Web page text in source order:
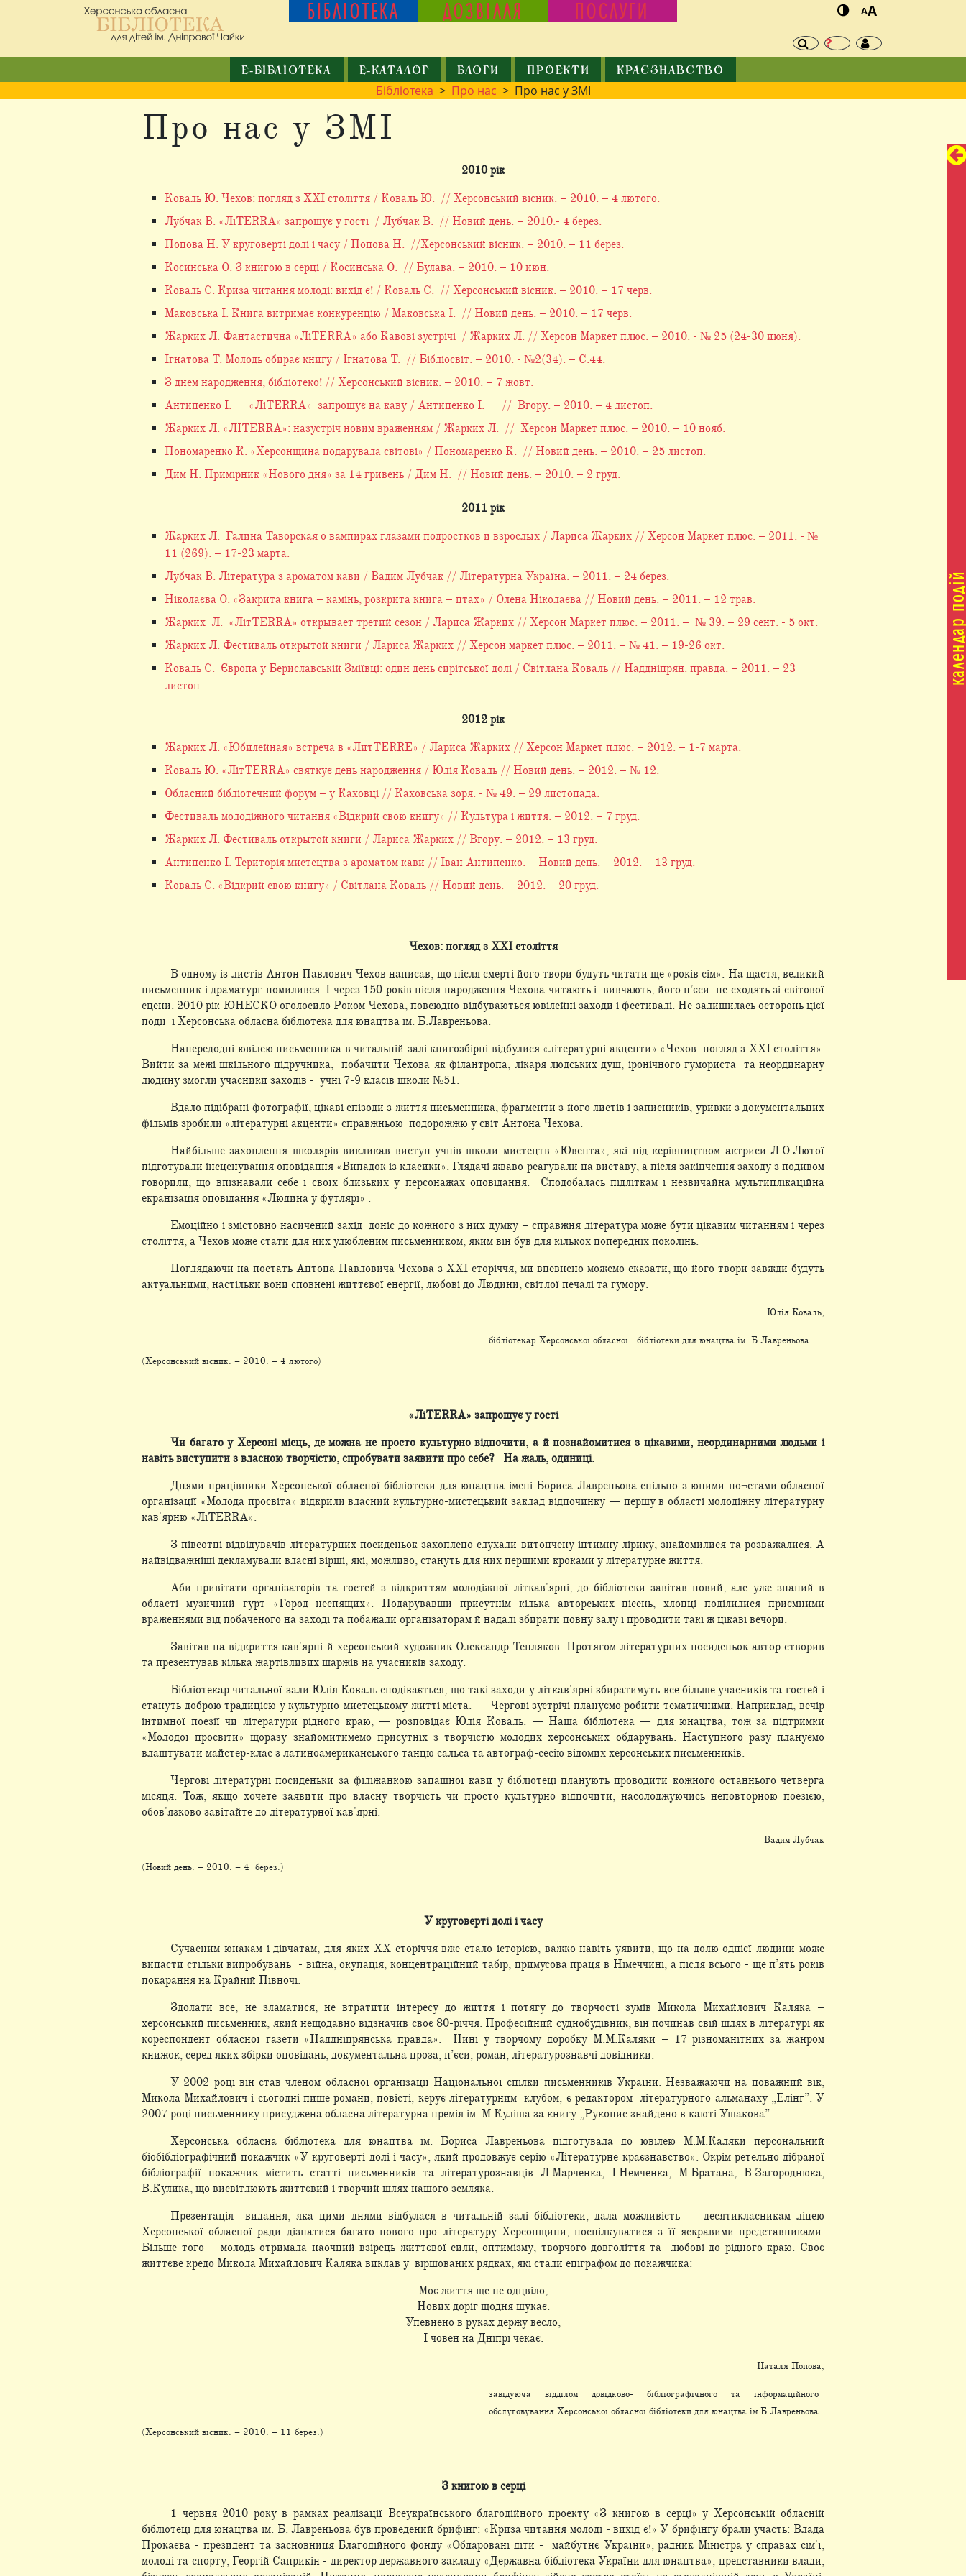
БІБЛІОТЕКА ДОЗВІЛЛЯ ПОСЛУГИ AA
Е-БІБЛІОТЕКА Е-КАТАЛОГ БЛОГИ ПРОЕКТИ КРАЄЗНАВСТВО
Бібліотека > Про нас > Про нас у ЗМІ
Про нас у ЗМІ
2010 рік
Коваль Ю. Чехов: погляд з ХХІ століття / Коваль Ю. // Херсонський вісник. – 2010. – 4 лютого.
Лубчак В. «ЛіTERRA» запрошує у гості / Лубчак В. // Новий день. – 2010.- 4 берез.
Попова Н. У круговерті долі і часу / Попова Н. //Херсонський вісник. – 2010. – 11 берез.
Косинська О. З книгою в серці / Косинська О. // Булава. – 2010. – 10 июн.
Коваль С. Криза читання молоді: вихід є! / Коваль С. // Херсонський вісник. – 2010. – 17 черв.
Маковська І. Книга витримає конкуренцію / Маковська І. // Новий день. – 2010. – 17 черв.
Жарких Л. Фантастична «ЛіTERRA» або Кавові зустрічі / Жарких Л. // Херсон Маркет плюс. – 2010. - № 25 (24-30 июня).
Ігнатова Т. Молодь обирає книгу / Ігнатова Т. // Бібліосвіт. – 2010. - №2(34). – С.44.
З днем народження, бібліотеко! // Херсонський вісник. – 2010. – 7 жовт.
Антипенко І. «ЛіТЕRRА» запрошує на каву / Антипенко І. // Вгору. – 2010. – 4 листоп.
Жарких Л. «ЛІТЕRRА»: назустріч новим враженням / Жарких Л. // Херсон Маркет плюс. – 2010. – 10 нояб.
Пономаренко К. «Херсонщина подарувала світові» / Пономаренко К. // Новий день. – 2010. – 25 листоп.
Дим Н. Примірник «Нового дня» за 14 гривень / Дим Н. // Новий день. – 2010. – 2 груд.
2011 рік
Жарких Л. Галина Таворская о вампирах глазами подростков и взрослых / Лариса Жарких // Херсон Маркет плюс. – 2011. - №
11 (269). – 17-23 марта.
Лубчак В. Література з ароматом кави / Вадим Лубчак // Літературна Україна. – 2011. – 24 берез.
Ніколаєва О. «Закрита книга – камінь, розкрита книга – птах» / Олена Ніколаєва // Новий день. – 2011. – 12 трав.
Жарких Л. «ЛітTERRA» открывает третий сезон / Лариса Жарких // Херсон Маркет плюс. – 2011. – № 39. – 29 сент. - 5 окт.
Жарких Л. Фестиваль открытой книги / Лариса Жарких // Херсон маркет плюс. – 2011. – № 41. – 19-26 окт.
Коваль С. Європа у Бериславській Зміївці: один день сирітської долі / Світлана Коваль // Наддніпрян. правда. – 2011. – 23
листоп.
2012 рік
Жарких Л. «Юбилейная» встреча в «ЛитTERRE» / Лариса Жарких // Херсон Маркет плюс. – 2012. – 1-7 марта.
Коваль Ю. «ЛітTERRA» святкує день народження / Юлія Коваль // Новий день. – 2012. – № 12.
Обласний бібліотечний форум – у Каховці // Каховська зоря. - № 49. – 29 листопада.
Фестиваль молодіжного читання «Відкрий свою книгу» // Культура і життя. – 2012. – 7 груд.
Жарких Л. Фестиваль открытой книги / Лариса Жарких // Вгору. – 2012. – 13 груд.
Антипенко І. Територія мистецтва з ароматом кави // Іван Антипенко. – Новий день. – 2012. – 13 груд.
Коваль С. «Відкрий свою книгу» / Світлана Коваль // Новий день. – 2012. – 20 груд.
Чехов: погляд з ХХІ століття
В одному із листів Антон Павлович Чехов написав, що після смерті його твори будуть читати ще «років сім». На щастя, великий
письменник і драматург помилився. І через 150 років після народження Чехова читають і вивчають, його п’єси не сходять зі світової
сцени. 2010 рік ЮНЕСКО оголосило Роком Чехова, повсюдно відбуваються ювілейні заходи і фестивалі. Не залишилась осторонь цієї
події і Херсонська обласна бібліотека для юнацтва ім. Б.Лавреньова.
Напередодні ювілею письменника в читальній залі книгозбірні відбулися «літературні акценти» «Чехов: погляд з ХХІ століття».
Вийти за межі шкільного підручника, побачити Чехова як філантропа, лікаря людських душ, іронічного гумориста та неординарну
людину змогли учасники заходів - учні 7-9 класів школи №51.
Вдало підібрані фотографії, цікаві епізоди з життя письменника, фрагменти з його листів і записників, уривки з документальних
фільмів зробили «літературні акценти» справжньою подорожжю у світ Антона Чехова.
Найбільше захоплення школярів викликав виступ учнів школи мистецтв «Ювента», які під керівництвом актриси Л.О.Лютої
підготували інсценування оповідання «Випадок із класики». Глядачі жваво реагували на виставу, а після закінчення заходу з подивом
говорили, що впізнавали себе і своїх близьких у персонажах оповідання. Сподобалась підліткам і незвичайна мультиплікаційна
екранізація оповідання «Людина у футлярі» .
Емоційно і змістовно насичений захід доніс до кожного з них думку – справжня література може бути цікавим читанням і через
століття, а Чехов може стати для них улюбленим письменником, яким він був для кількох попередніх поколінь.
Поглядаючи на постать Антона Павловича Чехова з XXI сторіччя, ми впевнено можемо сказати, що його твори завжди будуть
актуальними, настільки вони сповнені життєвої енергії, любові до Людини, світлої печалі та гумору.
Юлія Коваль,
бібліотекар Херсонської обласної бібліотеки для юнацтва ім. Б.Лавреньова
(Херсонський вісник. – 2010. – 4 лютого)
«ЛіTERRA» запрошує у гості
Чи багато у Херсоні місць, де можна не просто культурно відпочити, а й познайомитися з цікавими, неординарними людьми і
навіть виступити з власною творчістю, спробувати заявити про себе? На жаль, одиниці.
Днями працівники Херсонської обласної бібліотеки для юнацтва імені Бориса Лавреньова спільно з юними по¬етами обласної
організації «Молода просвіта» відкрили власний культурно-мистецький заклад відпочинку — першу в області молодіжну літературну
кав'ярню «ЛіTERRA».
З півсотні відвідувачів літературних посиденьок захоплено слухали витончену інтимну лірику, знайомилися та розважалися. А
найвідважніші декламували власні вірші, які, можливо, стануть для них першими кроками у літературне життя.
Аби привітати організаторів та гостей з відкриттям молодіжної літкав'ярні, до бібліотеки завітав новий, але уже знаний в
області музичний гурт «Город неспящих». Подарувавши присутнім кілька авторських пісень, хлопці поділилися приємними
враженнями від побаченого на заході та побажали організаторам й надалі збирати повну залу і проводити такі ж цікаві вечори.
Завітав на відкриття кав'ярні й херсонський художник Олександр Тепляков. Протягом літературних посиденьок автор створив
та презентував кілька жартівливих шаржів на учасників заходу.
Бібліотекар читальної зали Юлія Коваль сподівається, що такі заходи у літкав'ярні збиратимуть все більше учасників та гостей і
стануть доброю традицією у культурно-мистецькому житті міста. — Чергові зустрічі плануємо робити тематичними. Наприклад, вечір
інтимної поезії чи літератури рідного краю, — розповідає Юлія Коваль. — Наша бібліотека — для юнацтва, тож за підтримки
«Молодої просвіти» щоразу знайомитимемо присутніх з творчістю молодих херсонських обдарувань. Наступного разу плануємо
влаштувати майстер-клас з латиноамериканського танцю сальса та автограф-сесію відомих херсонських письменників.
Чергові літературні посиденьки за філіжанкою запашної кави у бібліотеці планують проводити кожного останнього четверга
місяця. Тож, якщо хочете заявити про власну творчість чи просто культурно відпочити, насолоджуючись неповторною поезією,
обов'язково завітайте до літературної кав'ярні.
Вадим Лубчак
(Новий день. – 2010. – 4 берез.)
У круговерті долі і часу
Сучасним юнакам і дівчатам, для яких ХХ сторіччя вже стало історією, важко навіть уявити, що на долю однієї людини може
випасти стільки випробувань - війна, окупація, концентраційний табір, примусова праця в Німеччині, а після всього - ще п’ять років
покарання на Крайній Півночі.
Здолати все, не зламатися, не втратити інтересу до життя і потягу до творчості зумів Микола Михайлович Каляка –
херсонський письменник, який нещодавно відзначив своє 80-річчя. Професійний суднобудівник, він починав свій шлях в літературі як
кореспондент обласної газети «Наддніпрянська правда». Нині у творчому доробку М.М.Каляки – 17 різноманітних за жанром
книжок, серед яких збірки оповідань, документальна проза, п’єси, роман, літературознавчі довідники.
У 2002 році він став членом обласної організації Національної спілки письменників України. Незважаючи на поважний вік,
Микола Михайлович і сьогодні пише романи, повісті, керує літературним клубом, є редактором літературного альманаху „Елінг”. У
2007 році письменнику присуджена обласна літературна премія ім. М.Куліша за книгу „Рукопис знайдено в каюті Ушакова”.
Херсонська обласна бібліотека для юнацтва ім. Бориса Лавреньова підготувала до ювілею М.М.Каляки персональний
біобібліографічний покажчик «У круговерті долі і часу», який продовжує серію «Літературне краєзнавство». Окрім ретельно дібраної
бібліографії покажчик містить статті письменників та літературознавців Л.Марченка, І.Немченка, М.Братана, В.Загороднюка,
В.Кулика, що висвітлюють життєвий і творчий шлях нашого земляка.
Презентація видання, яка цими днями відбулася в читальній залі бібліотеки, дала можливість десятикласникам ліцею
Херсонської обласної ради дізнатися багато нового про літературу Херсонщини, поспілкуватися з її яскравими представниками.
Більше того – молодь отримала наочний взірець життєвої сили, оптимізму, творчого довголіття та любові до рідного краю. Своє
життєве кредо Микола Михайлович Каляка виклав у віршованих рядках, які стали епіграфом до покажчика:
Моє життя ще не одцвіло,
Нових доріг щодня шукає.
Упевнено в руках держу весло,
І човен на Дніпрі чекає.
Наталя Попова,
завідуюча відділом довідково- бібліографічного та інформаційного
обслуговування Херсонської обласної бібліотеки для юнацтва ім.Б.Лавреньова
(Херсонський вісник. – 2010. – 11 берез.)
З книгою в серці
1 червня 2010 року в рамках реалізації Всеукраїнського благодійного проекту «З книгою в серці» у Херсонській обласній
бібліотеці для юнацтва ім. Б. Лавреньова був проведений брифінг: «Криза читання молоді - вихід є!» У брифінгу брали участь: Влада
Прокаєва - президент та засновниця Благодійного фонду «Обдаровані діти - майбутнє України», радник Міністра у справах сім'ї,
молоді та спорту, Георгій Саприкін - директор державного закладу «Державна бібліотека України для юнацтва»; представники влади,